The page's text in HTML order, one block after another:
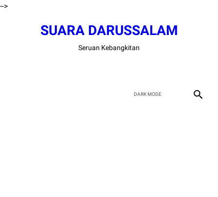
-->
SUARA DARUSSALAM
Seruan Kebangkitan